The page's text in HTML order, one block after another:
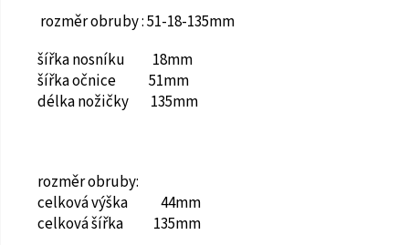
rozměr obruby : 51-18-135mm
šířka nosníku 18mm
šířka očnice 51mm
délka nožičky 135mm
rozměr obruby:
celková výška 44mm
celková šířka 135mm